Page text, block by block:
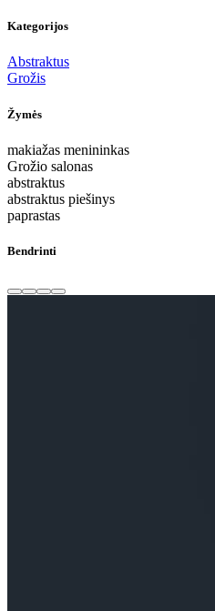
Kategorijos
Abstraktus
Grožis
Žymės
makiažas menininkas
Grožio salonas
abstraktus
abstraktus piešinys
paprastas
Bendrinti